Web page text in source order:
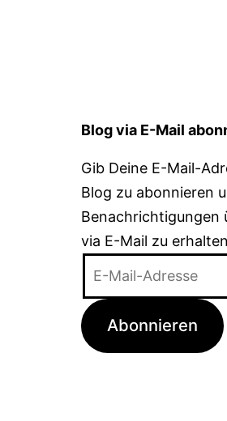
Blog via E-Mail
Gib Deine E-Mail-
Blog zu abonnieren
Benachrichtigungen
via E-Mail zu
Adresse
Abonnieren